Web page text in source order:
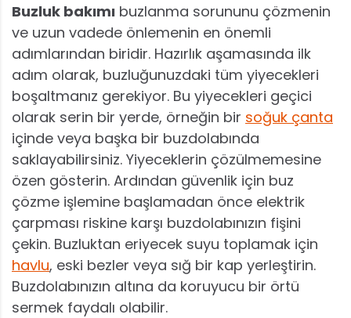
Buzluk bakımı buzlanma sorununu çözmenin
ve uzun vadede önlemenin en önemli
adımlarından biridir. Hazırlık aşamasında ilk
adım olarak, buzluğunuzdaki tüm yiyecekleri
boşaltmanız gerekiyor. Bu yiyecekleri geçici
olarak serin bir yerde, örneğin bir soğuk çanta
içinde veya başka bir buzdolabında
saklayabilirsiniz. Yiyeceklerin çözülmemesine
özen gösterin. Ardından güvenlik için buz
çözme işlemine başlamadan önce elektrik
çarpması riskine karşı buzdolabınızın fişini
çekin. Buzluktan eriyecek suyu toplamak için
havlu, eski bezler veya sığ bir kap yerleştirin.
Buzdolabınızın altına da koruyucu bir örtü
sermek faydalı olabilir.